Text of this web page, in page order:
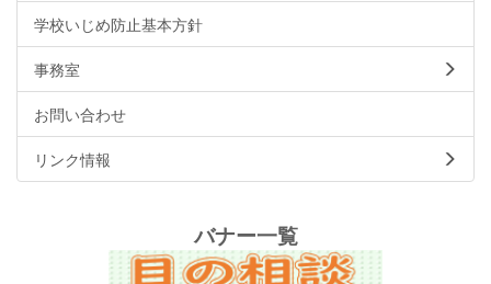
学校いじめ防止基本方針
事務室
お問い合わせ
リンク情報
バナー一覧